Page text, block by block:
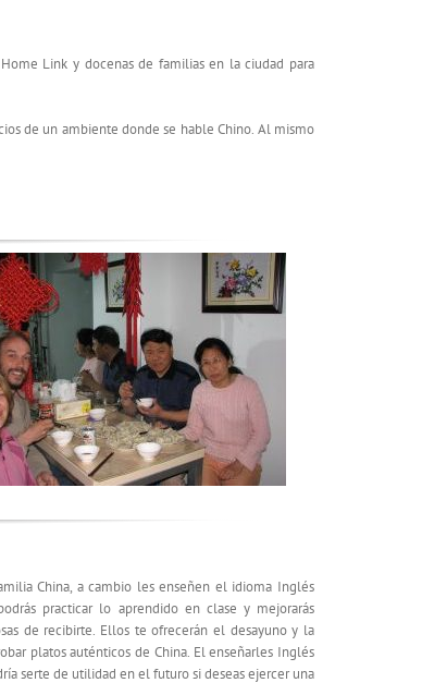
Link y docenas de familias en la ciudad para
de un ambiente donde se hable Chino. Al mismo
China, a cambio les enseñen el idioma Inglés
practicar lo aprendido en clase y mejorarás
de recibirte. Ellos te ofrecerán el desayuno y la
platos auténticos de China. El enseñarles Inglés
serte de utilidad en el futuro si deseas ejercer una